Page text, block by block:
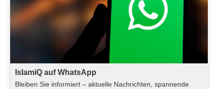
IslamiQ auf WhatsApp
Bleiben Sie informiert – aktuelle Nachrichten, spannende